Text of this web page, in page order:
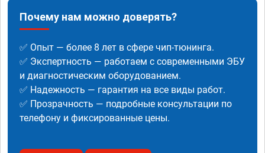
Почему нам можно доверять?
✅ Опыт — более 8 лет в сфере чип-тюнинга.
✅ Экспертность — работаем с современными ЭБУ
и диагностическим оборудованием.
✅ Надежность — гарантия на все виды работ.
✅ Прозрачность — подробные консультации по
телефону и фиксированные цены.